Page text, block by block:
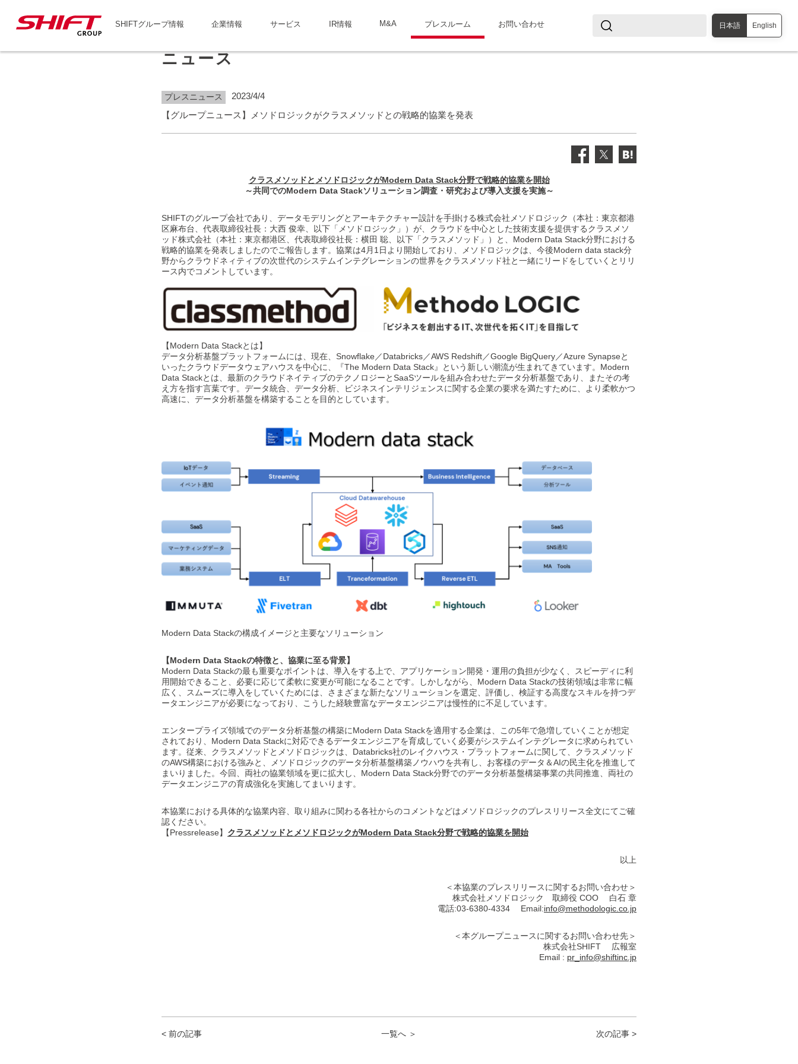
日本語 English
SHIFTグループ情報 企業情報 サービス IR情報 M&A プレスルーム お問い合わせ
ニュース
プレスニュース
2023/4/4
【グループニュース】メソドロジックがクラスメソッドとの戦略的協業を発表
クラスメソッドとメソドロジックがModern Data Stack分野で戦略的協業を開始
～共同でのModern Data Stackソリューション調査・研究および導入支援を実施～
SHIFTのグループ会社であり、データモデリングとアーキテクチャー設計を手掛ける株式会社メソドロジック（本社：東京都港
区麻布台、代表取締役社長：大西 俊幸、以下「メソドロジック」）が、クラウドを中心とした技術支援を提供するクラスメソ
ッド株式会社（本社：東京都港区、代表取締役社長：横田 聡、以下「クラスメソッド」）と、Modern Data Stack分野における
戦略的協業を発表しましたのでご報告します。協業は4月1日より開始しており、メソドロジックは、今後Modern data stack分
野からクラウドネィティブの次世代のシステムインテグレーションの世界をクラスメソッド社と一緒にリードをしていくとリリ
ース内でコメントしています。
【Modern Data Stackとは】
データ分析基盤プラットフォームには、現在、Snowflake／Databricks／AWS Redshift／Google BigQuery／Azure Synapseと
いったクラウドデータウェアハウスを中心に、『The Modern Data Stack』という新しい潮流が生まれてきています。Modern
Data Stackとは、最新のクラウドネイティブのテクノロジーとSaaSツールを組み合わせたデータ分析基盤であり、またその考
え方を指す言葉です。データ統合、データ分析、ビジネスインテリジェンスに関する企業の要求を満たすために、より柔軟かつ
高速に、データ分析基盤を構築することを目的としています。
Modern Data Stackの構成イメージと主要なソリューション
【Modern Data Stackの特徴と、協業に至る背景】
Modern Data Stackの最も重要なポイントは、導入をする上で、アプリケーション開発・運用の負担が少なく、スピーディに利
用開始できること、必要に応じて柔軟に変更が可能になることです。しかしながら、Modern Data Stackの技術領域は非常に幅
広く、スムーズに導入をしていくためには、さまざまな新たなソリューションを選定、評価し、検証する高度なスキルを持つデ
ータエンジニアが必要になっており、こうした経験豊富なデータエンジニアは慢性的に不足しています。
エンタープライズ領域でのデータ分析基盤の構築にModern Data Stackを適用する企業は、この5年で急増していくことが想定
されており、Modern Data Stackに対応できるデータエンジニアを育成していく必要がシステムインテグレータに求められてい
ます。従来、クラスメソッドとメソドロジックは、Databricks社のレイクハウス・プラットフォームに関して、クラスメソッド
のAWS構築における強みと、メソドロジックのデータ分析基盤構築ノウハウを共有し、お客様のデータ＆AIの民主化を推進して
まいりました。今回、両社の協業領域を更に拡大し、Modern Data Stack分野でのデータ分析基盤構築事業の共同推進、両社の
データエンジニアの育成強化を実施してまいります。
本協業における具体的な協業内容、取り組みに関わる各社からのコメントなどはメソドロジックのプレスリリース全文にてご確
認ください。
【Pressrelease】 クラスメソッドとメソドロジックがModern Data Stack分野で戦略的協業を開始
以上
＜本協業のプレスリリースに関するお問い合わせ＞
株式会社メソドロジック 取締役 COO 白石 章
電話:03-6380-4334 Email:info@methodologic.co.jp
＜本グループニュースに関するお問い合わせ先＞
株式会社SHIFT 広報室
Email : pr_info@shiftinc.jp
< 前の記事 一覧へ ＞ 次の記事 >